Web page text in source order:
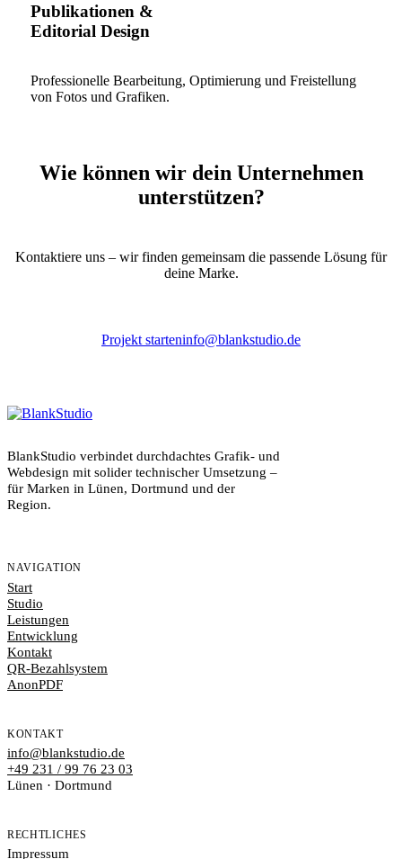
Publikationen &
Editorial Design
Professionelle Bearbeitung, Optimierung und Freistellung
von Fotos und Grafiken.
Wie können wir dein Unternehmen
unterstützen?
Kontaktiere uns – wir finden gemeinsam die passende Lösung für
deine Marke.
Projekt starteninfo@blankstudio.de
BlankStudio verbindet durchdachtes Grafik- und
Webdesign mit solider technischer Umsetzung –
für Marken in Lünen, Dortmund und der
Region.
NAVIGATION
Start
Studio
Leistungen
Entwicklung
Kontakt
QR-Bezahlsystem
AnonPDF
KONTAKT
info@blankstudio.de
+49 231 / 99 76 23 03
Lünen · Dortmund
RECHTLICHES
Impressum